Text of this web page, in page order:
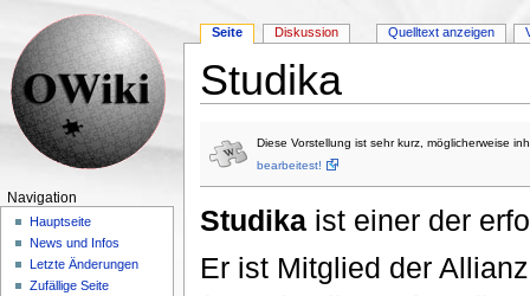
Studika
Diese Vorstellung ist sehr kurz, möglicherweise
bearbeitest!
Studikaist einer der
Er ist Mitglied der
Seite Diskussion Quelltext anzeigen
Navigation
Hauptseite
News und Infos
Letzte Änderungen
Zufällige Seite